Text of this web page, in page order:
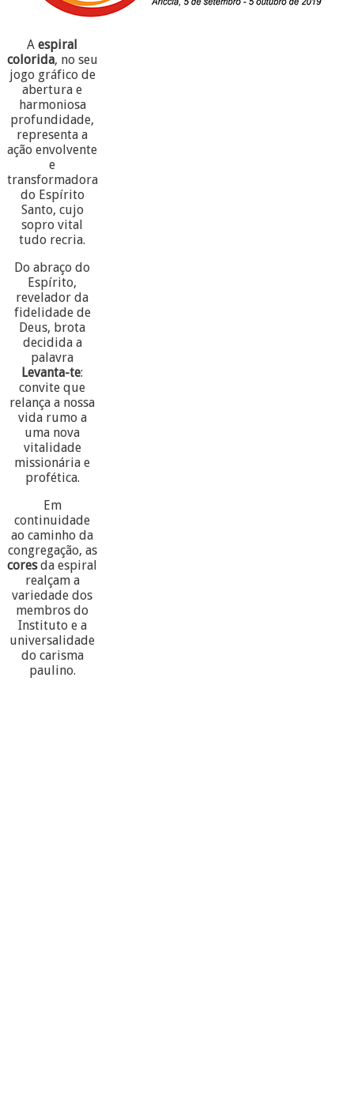
Aespiral
colorida, no seu
jogo gráfico de
abertura e
harmoniosa
profundidade,
representa a
ação envolvente
e
transformadora
do Espírito
Santo, cujo
sopro vital
tudo recria.
Do abraço do
Espírito,
revelador da
fidelidade de
Deus, brota
decidida a
palavra
Levanta-te:
convite que
relança a nossa
vida rumo a
uma nova
vitalidade
missionária e
profética.
Em
continuidade
ao caminho da
congregação, as
coresda espiral
realçam a
variedade dos
membros do
Instituto e a
universalidade
do carisma
paulino.